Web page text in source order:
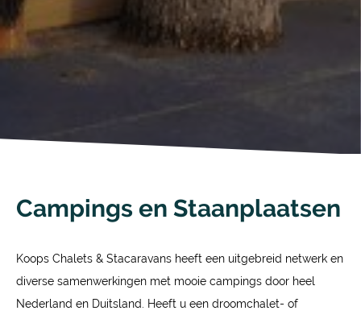
Campings en Staanplaatsen
Koops Chalets & Stacaravans heeft een uitgebreid netwerk en
diverse samenwerkingen met mooie campings door heel
Nederland en Duitsland. Heeft u een droomchalet- of